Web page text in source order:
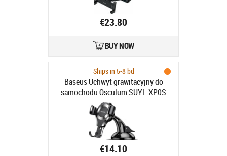
€23.80
BUY NOW
Ships in 5-8 bd
Baseus Uchwyt grawitacyjny do
samochodu Osculum SUYL-XP0S
€14.10